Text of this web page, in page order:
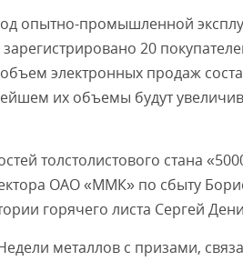
опытно-промышленной
20
электронных продаж
их объемы будут
толстолистового стана
ОАО «ММК» по сбыту
горячего листа Сергей
металлов с призами,